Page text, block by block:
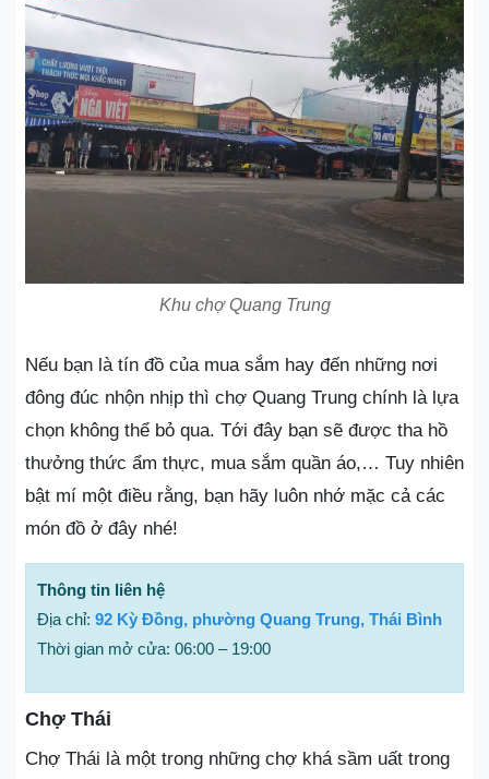
Khu chợ Quang Trung
Nếu bạn là tín đồ của mua sắm hay đến những nơi
đông đúc nhộn nhịp thì chợ Quang Trung chính là lựa
chọn không thể bỏ qua. Tới đây bạn sẽ được tha hồ
thưởng thức ẩm thực, mua sắm quần áo,… Tuy nhiên
bật mí một điều rằng, bạn hãy luôn nhớ mặc cả các
món đồ ở đây nhé!
Thông tin liên hệ
Địa chỉ: 92 Kỳ Đồng, phường Quang Trung, Thái Bình
Thời gian mở cửa: 06:00 – 19:00
Chợ Thái
Chợ Thái là một trong những chợ khá sầm uất trong